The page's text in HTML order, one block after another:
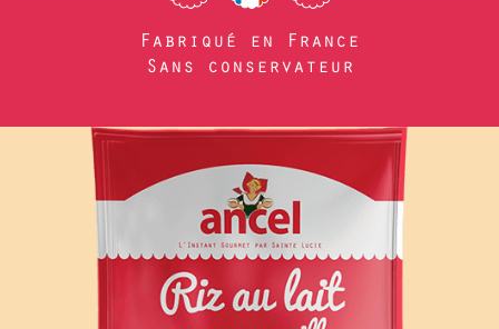
Fabriqué en France
Sans conservateur